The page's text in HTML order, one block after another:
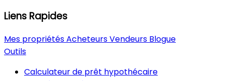
Liens Rapides
Mes propriétésAcheteursVendeurs Blogue
Outils
Calculateur de prêt hypothécaire